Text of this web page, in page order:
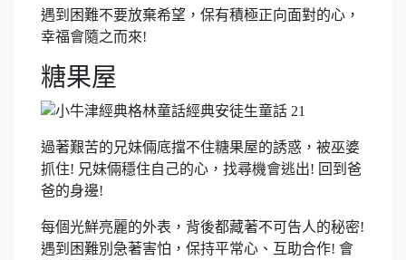
遇到困難不要放棄希望，保有積極正向面對的心，
幸福會隨之而來!
糖果屋
過著艱苦的兄妹倆底擋不住糖果屋的誘惑，被巫婆
抓住! 兄妹倆穩住自己的心，找尋機會逃出! 回到爸
爸的身邊!
每個光鮮亮麗的外表，背後都藏著不可告人的秘密!
遇到困難別急著害怕，保持平常心、互助合作! 會